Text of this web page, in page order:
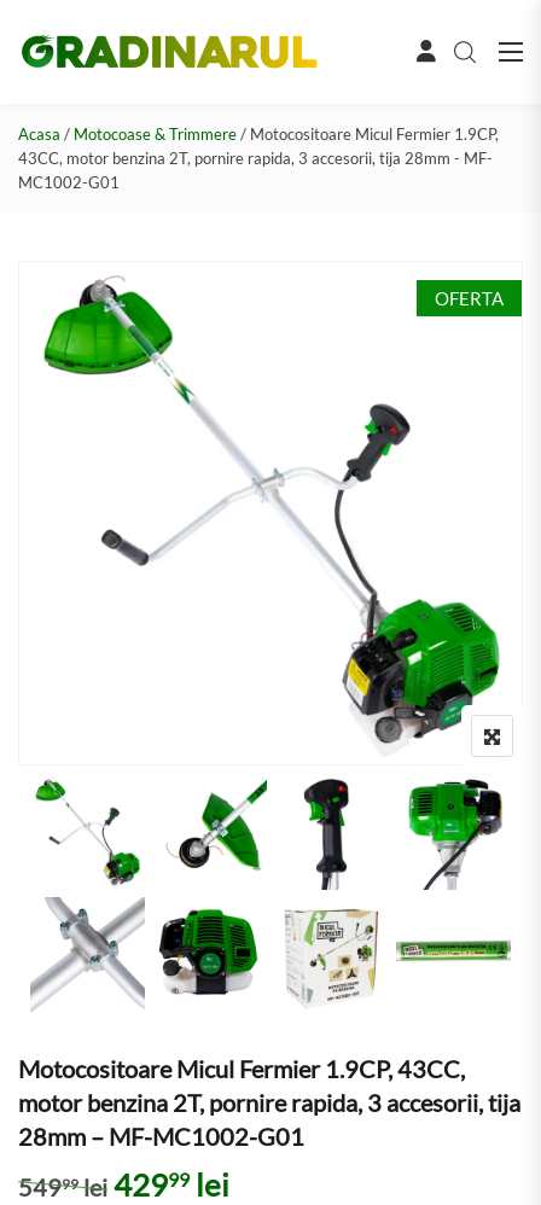
Acasa / Motocoase & Trimmere/ Motocositoare Micul Fermier 1.9CP,
43CC, motor benzina 2T, pornire rapida, 3 accesorii, tija 28mm - MF-
MC1002-G01
OFERTA
Motocositoare Micul Fermier 1.9CP, 43CC,
motor benzina 2T, pornire rapida, 3 accesorii, tija
28mm – MF-MC1002-G01
54999 lei Prețul inițial a fost: 54999 lei.
42999 lei